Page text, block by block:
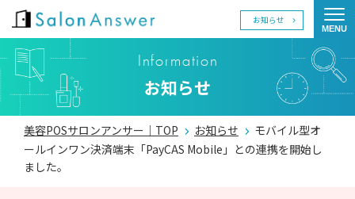
お知らせ
MENU
Information
お知らせ
美容POSサロンアンサー｜TOP お知らせ
モバイル型オ
ールインワン決済端末「PayCAS Mobile」との連携を開始し
ました。